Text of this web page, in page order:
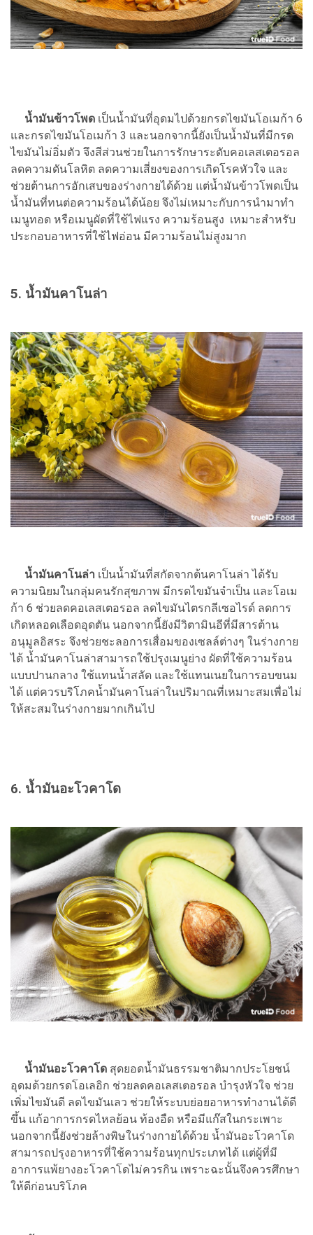
น้ำมันข้าวโพด เป็นน้ำมันที่อุดมไปด้วยกรดไขมันโอเมก้า 6
และกรดไขมันโอเมก้า 3 และนอกจากนี้ยังเป็นน้ำมันที่มีกรด
ไขมันไม่อิ่มตัว จึงสีส่วนช่วยในการรักษาระดับคอเลสเตอรอล
ลดความดันโลหิต ลดความเสี่ยงของการเกิดโรคหัวใจ และ
ช่วยต้านการอักเสบของร่างกายได้ด้วย แต่น้ำมันข้าวโพดเป็น
น้ำมันที่ทนต่อความร้อนได้น้อย จึงไม่เหมาะกับการนำมาทำ
เมนูทอด หรือเมนูผัดที่ใช้ไฟแรง ความร้อนสูง เหมาะสำหรับ
ประกอบอาหารที่ใช้ไฟอ่อน มีความร้อนไม่สูงมาก
5. น้ำมันคาโนล่า
น้ำมันคาโนล่า เป็นน้ำมันที่สกัดจากต้นคาโนล่า ได้รับ
ความนิยมในกลุ่มคนรักสุขภาพ มีกรดไขมันจำเป็น และโอเม
ก้า 6 ช่วยลดคอเลสเตอรอล ลดไขมันไตรกลีเซอไรด์ ลดการ
เกิดหลอดเลือดอุดตัน นอกจากนี้ยังมีวิตามินอีที่มีสารต้าน
อนุมูลอิสระ จึงช่วยชะลอการเสื่อมของเซลล์ต่างๆ ในร่างกาย
ได้ น้ำมันคาโนล่าสามารถใช้ปรุงเมนูย่าง ผัดที่ใช้ความร้อน
แบบปานกลาง ใช้แทนน้ำสลัด และใช้แทนเนยในการอบขนม
ได้ แต่ควรบริโภคน้ำมันคาโนล่าในปริมาณที่เหมาะสมเพื่อไม่
ให้สะสมในร่างกายมากเกินไป
6. น้ำมันอะโวคาโด
น้ำมันอะโวคาโด สุดยอดน้ำมันธรรมชาติมากประโยชน์
อุดมด้วยกรดโอเลอิก ช่วยลดคอเลสเตอรอล บำรุงหัวใจ ช่วย
เพิ่มไขมันดี ลดไขมันเลว ช่วยให้ระบบย่อยอาหารทำงานได้ดี
ขึ้น แก้อาการกรดไหลย้อน ท้องอืด หรือมีแก๊สในกระเพาะ
นอกจากนี้ยังช่วยล้างพิษในร่างกายได้ด้วย น้ำมันอะโวคาโด
สามารถปรุงอาหารที่ใช้ความร้อนทุกประเภทได้ แต่ผู้ที่มี
อาการแพ้ยางอะโวคาโดไม่ควรกิน เพราะฉะนั้นจึงควรศึกษา
ให้ดีก่อนบริโภค